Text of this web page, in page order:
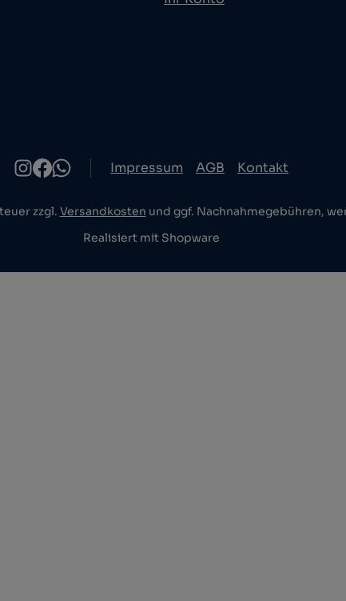
Impressum AGB Kontakt
zzgl. Versandkosten und ggf. Nachnahmegebühren,
Realisiert mit Shopware